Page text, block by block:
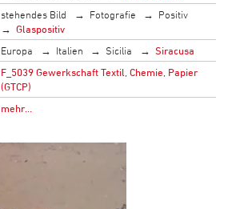
stehendes Bild Fotografie
Positiv
Glaspositiv
Europa Italien Sicilia
Siracusa
F_5039 Gewerkschaft Textil, Chemie, Papier
(GTCP)
mehr…